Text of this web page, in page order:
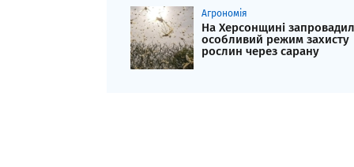
Агрономія
На Херсонщині
особливий режим захисту
рослин через сарану